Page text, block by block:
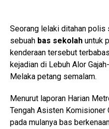
Seorang lelaki ditahan polis
sebuah bas sekolah untuk
kenderaan tersebut
kejadian di Lebuh Alor
Melaka petang semalam.
Menurut laporan Harian
Tengah Asisten Komisioner
pada mulanya bas